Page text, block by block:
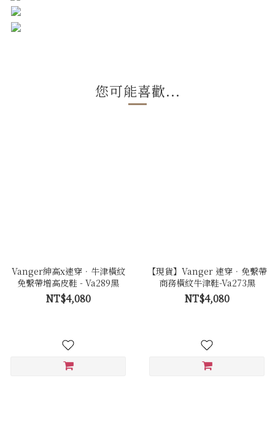
您可能喜歡...
Vanger紳高x速穿．牛津橫紋
免繫帶增高皮鞋 - Va289黑
NT$4,080
【現貨】Vanger 速穿．免繫帶
商務橫紋牛津鞋-Va273黑
NT$4,080